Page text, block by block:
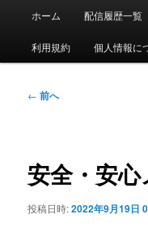
メ
ホーム 配信履歴一覧
利用規約 個人情報に
投
ゲ
ー
ョ
← 前へ
安全・安
投稿日時:2022年9月19日